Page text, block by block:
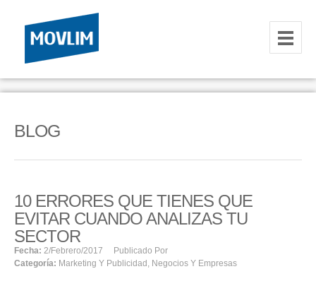
INICIO
HOSTING
HOSTING
RESELLER
SERVIDORES VPS
BLOG
10 ERRORES QUE TIENES QUE
EVITAR CUANDO ANALIZAS TU
SECTOR
Fecha: 2/febrero/2017
Publicado Por
Categoría: Marketing Y Publicidad , Negocios Y Empresas